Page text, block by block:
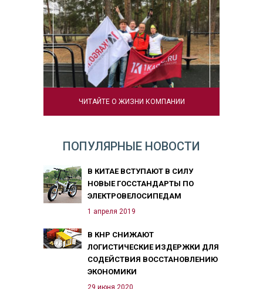
ЧИТАЙТЕ О ЖИЗНИ КОМПАНИИ
ПОПУЛЯРНЫЕ НОВОСТИ
В КИТАЕ ВСТУПАЮТ В СИЛУ
НОВЫЕ ГОССТАНДАРТЫ ПО
ЭЛЕКТРОВЕЛОСИПЕДАМ
1 апреля 2019
В КНР СНИЖАЮТ
ЛОГИСТИЧЕСКИЕ ИЗДЕРЖКИ ДЛЯ
СОДЕЙСТВИЯ ВОССТАНОВЛЕНИЮ
ЭКОНОМИКИ
29 июня 2020